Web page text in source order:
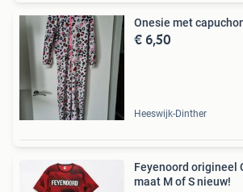
Onesie met
€ 6,50
Heeswijk-Dinther
Feyenoord origineel
maat M of S nieuw!